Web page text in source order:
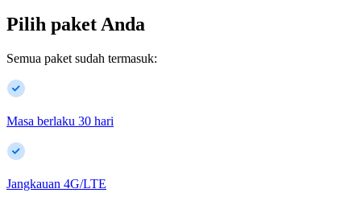
Pilih paket Anda
Semua paket sudah termasuk:
Masa berlaku 30 hari
Jangkauan 4G/LTE